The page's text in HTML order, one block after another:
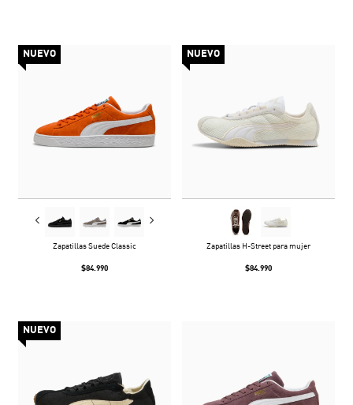
NUEVO
Zapatillas Suede Classic
$84.990
NUEVO
Zapatillas H-Street para mujer
$84.990
NUEVO